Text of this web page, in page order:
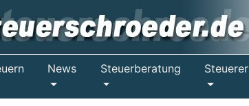
News Steuerberatung